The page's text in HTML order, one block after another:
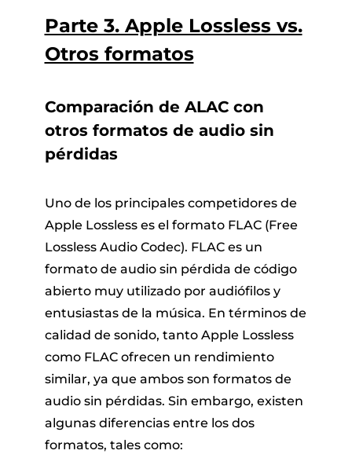
Parte 3. Apple Lossless vs.
Otros formatos
Comparación de ALAC con
otros formatos de audio sin
pérdidas
Uno de los principales competidores de
Apple Lossless es el formato FLAC (Free
Lossless Audio Codec). FLAC es un
formato de audio sin pérdida de código
abierto muy utilizado por audiófilos y
entusiastas de la música. En términos de
calidad de sonido, tanto Apple Lossless
como FLAC ofrecen un rendimiento
similar, ya que ambos son formatos de
audio sin pérdidas. Sin embargo, existen
algunas diferencias entre los dos
formatos, tales como: